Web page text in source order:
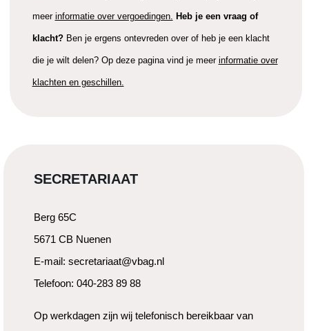
meer informatie over vergoedingen. Heb je een vraag of
klacht? Ben je ergens ontevreden over of heb je een klacht
die je wilt delen? Op deze pagina vind je meer informatie over
klachten en geschillen.
SECRETARIAAT
Berg 65C
5671 CB Nuenen
E-mail: secretariaat@vbag.nl
Telefoon: 040-283 89 88
Op werkdagen zijn wij telefonisch bereikbaar van